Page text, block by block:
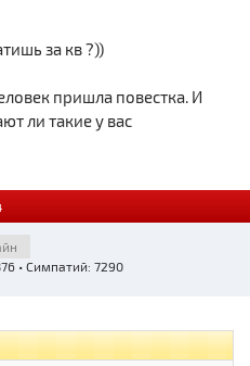
за кв ?))
пришла повестка. И
ли такие у вас
• Симпатий: 7290